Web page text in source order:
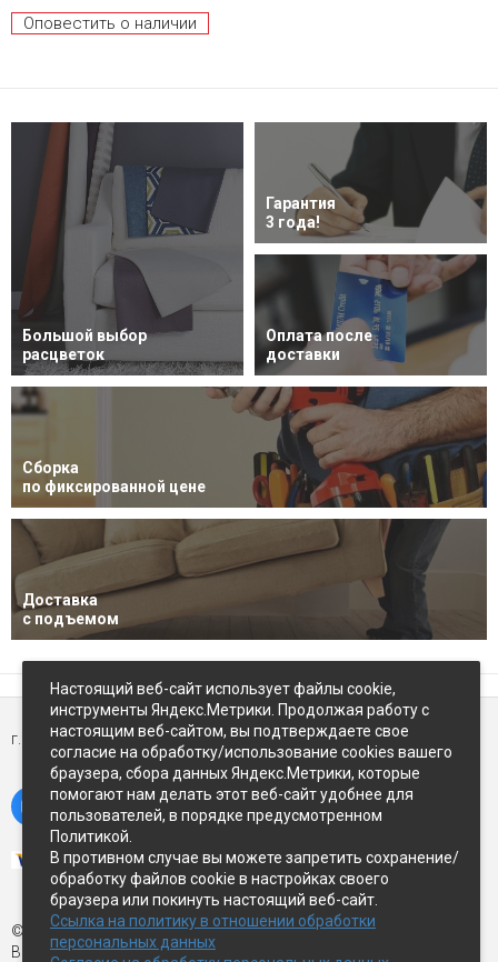
Оповестить о наличии
Большой выбор
расцветок
Гарантия
3 года!
Оплата после
доставки
Сборка
по фиксированной цене
Доставка
с подъемом
г. Петропавловск-Камчатский,ул Восточное-шоссе, д.5
© Экспострой, 2026 г.
Все права защищены
Настоящий веб-сайт использует файлы cookie,
инструменты Яндекс.Метрики. Продолжая работу с
настоящим веб-сайтом, вы подтверждаете свое
согласие на обработку/использование cookies вашего
браузера, сбора данных Яндекс.Метрики, которые
помогают нам делать этот веб-сайт удобнее для
пользователей, в порядке предусмотренном
Политикой.
В противном случае вы можете запретить сохранение/
обработку файлов cookie в настройках своего
браузера или покинуть настоящий веб-сайт.
Ссылка на политику в отношении обработки
персональных данных